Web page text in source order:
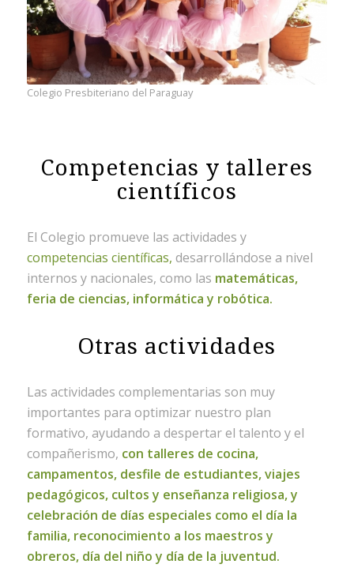
Colegio Presbiteriano del Paraguay
Competencias y talleres
científicos
El Colegio promueve las actividades y
competencias científicas, desarrollándose a nivel
internos y nacionales, como las matemáticas,
feria de ciencias, informática y robótica.
Otras actividades
Las actividades complementarias son muy
importantes para optimizar nuestro plan
formativo, ayudando a despertar el talento y el
compañerismo, con talleres de cocina,
campamentos, desfile de estudiantes, viajes
pedagógicos, cultos y enseñanza religiosa, y
celebración de días especiales como el día la
familia, reconocimiento a los maestros y
obreros, día del niño y día de la juventud.